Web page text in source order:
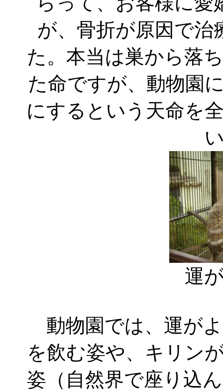
が、骨折が原因で
た。本当は巣から落
た命ですが、動物園
にするという天命を
運
動物園では、運が
を飲む姿や、キリン
姿（自然界で座り込